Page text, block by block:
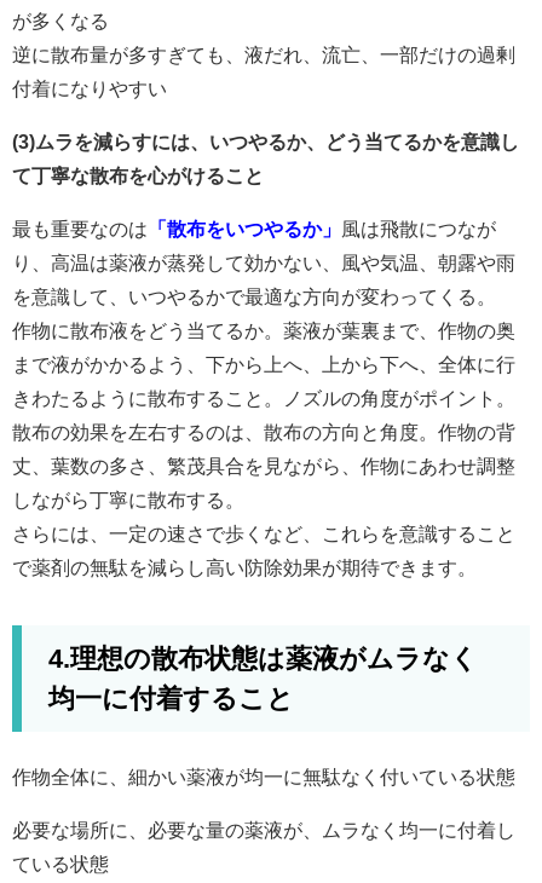
が多くなる
逆に散布量が多すぎても、液だれ、流亡、一部だけの過剰
付着になりやすい
(3)ムラを減らすには、いつやるか、どう当てるかを意識し
て丁寧な散布を心がけること
最も重要なのは 「散布をいつやるか」
風は飛散につなが
り、高温は薬液が蒸発して効かない、風や気温、朝露や雨
を意識して、いつやるかで最適な方向が変わってくる。
作物に散布液をどう当てるか。薬液が葉裏まで、作物の奥
まで液がかかるよう、下から上へ、上から下へ、全体に行
きわたるように散布すること。ノズルの角度がポイント。
散布の効果を左右するのは、散布の方向と角度。作物の背
丈、葉数の多さ、繁茂具合を見ながら、作物にあわせ調整
しながら丁寧に散布する。
さらには、一定の速さで歩くなど、これらを意識すること
で薬剤の無駄を減らし高い防除効果が期待できます。
4.理想の散布状態は薬液がムラなく
均一に付着すること
作物全体に、細かい薬液が均一に無駄なく付いている状態
必要な場所に、必要な量の薬液が、ムラなく均一に付着し
ている状態